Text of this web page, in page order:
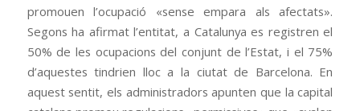
promouen l’ocupació «sense empara als afectats».
Segons ha afirmat l’entitat, a Catalunya es registren el
50% de les ocupacions del conjunt de l’Estat, i el 75%
d’aquestes tindrien lloc a la ciutat de Barcelona. En
aquest sentit, els administradors apunten que la capital